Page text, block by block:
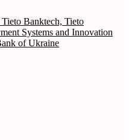
Banktech, Tieto
Systems and Innovation
of Ukraine